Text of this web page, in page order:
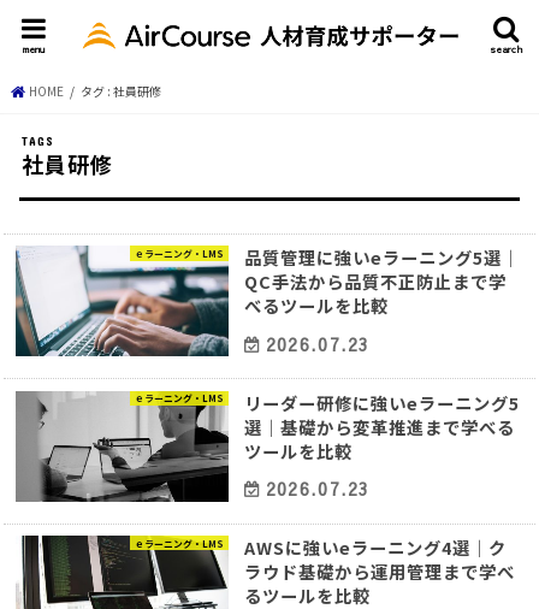
search
menu
HOME タグ : 社員研修
社員研修
ｅラーニング・LMS
品質管理に強いeラーニング5選｜
QC手法から品質不正防止まで学
べるツールを比較
2026.07.23
ｅラーニング・LMS
リーダー研修に強いeラーニング5
選｜基礎から変革推進まで学べる
ツールを比較
2026.07.23
ｅラーニング・LMS
AWSに強いeラーニング4選｜ク
ラウド基礎から運用管理まで学べ
るツールを比較